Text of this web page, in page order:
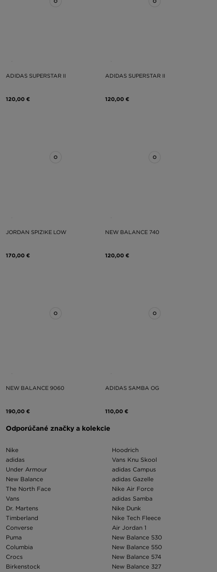
ADIDAS SUPERSTAR II
120,00 €
ADIDAS SUPERSTAR II
120,00 €
JORDAN SPIZIKE LOW
170,00 €
NEW BALANCE 740
120,00 €
NEW BALANCE 9060
190,00 €
ADIDAS SAMBA OG
110,00 €
Odporúčané značky a kolekcie
Nike
adidas
Under Armour
New Balance
The North Face
Vans
Dr. Martens
Timberland
Converse
Puma
Columbia
Crocs
Birkenstock
Hoodrich
Vans Knu Skool
adidas Campus
adidas Gazelle
Nike Air Force
adidas Samba
Nike Dunk
Nike Tech Fleece
Air Jordan 1
New Balance 530
New Balance 550
New Balance 574
New Balance 327